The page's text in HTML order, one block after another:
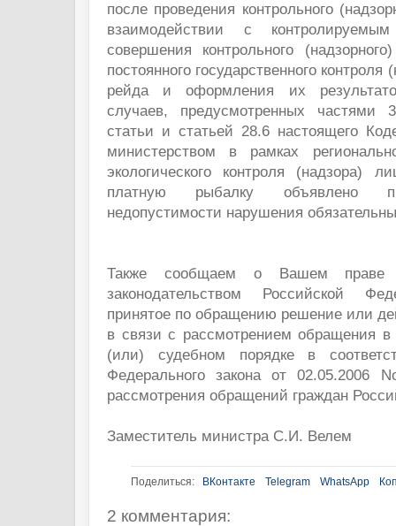
после проведения контрольного
взаимодействии с
совершения контрольного
постоянного государственного контроля
рейда и оформления их
случаев, предусмотренных
статьи и статьей 28.6 настоящего
министерством в рамках
экологического контроля (надзора)
платную рыбалку объявлено
недопустимости нарушения
Также сообщаем о Вашем праве
законодательством Российской
принятое по обращению решение или
в связи с рассмотрением обращения
(или) судебном порядке в
Федерального закона от 02.05.2006
рассмотрения обращений граждан
Заместитель министра С.И. Велем
Поделиться: ВКонтакте Telegram WhatsApp
2 комментария: